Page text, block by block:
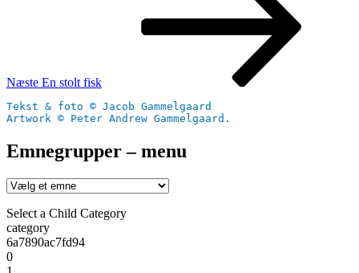
Næste En stolt fisk
Tekst & foto © Jacob Gammelgaard
Artwork © Peter Andrew Gammelgaard.
Emnegrupper – menu
Select a Child Category
category
6a7890ac7fd94
0